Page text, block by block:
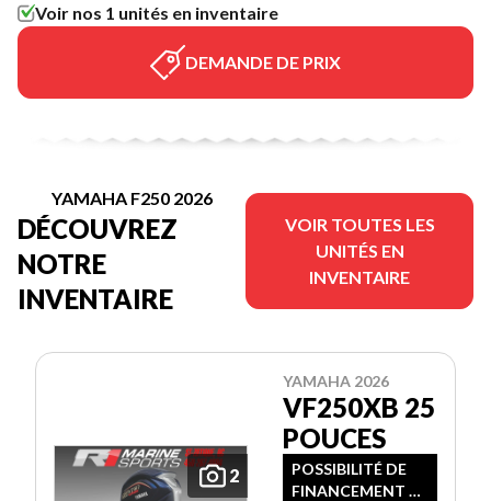
Voir nos 1 unités en inventaire
DEMANDE DE PRIX
YAMAHA F250 2026
DÉCOUVREZ
NOTRE
INVENTAIRE
VOIR TOUTES LES
UNITÉS EN
INVENTAIRE
2
YAMAHA 2026
VF250XB 25
POUCES
POSSIBILITÉ DE
FINANCEMENT À